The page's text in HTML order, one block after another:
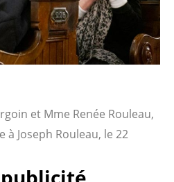
et Mme Renée Rouleau,
Joseph Rouleau, le 22